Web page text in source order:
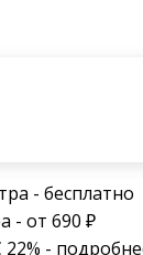
- бесплатно
- от 690 ₽
-